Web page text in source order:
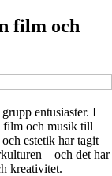
film och
entusiaster. I
film och musik till
estetik har tagit
– och det har
kreativitet.